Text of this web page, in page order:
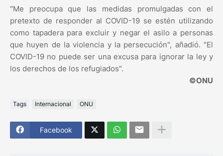
"Me preocupa que las medidas promulgadas con el
pretexto de responder al COVID-19 se estén utilizando
como tapadera para excluir y negar el asilo a personas
que huyen de la violencia y la persecución", añadió. "El
COVID-19 no puede ser una excusa para ignorar la ley y
los derechos de los refugiados".
©ONU
Tags Internacional ONU
Facebook